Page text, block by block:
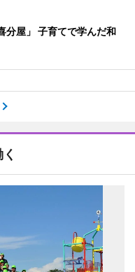
分屋」 子育てで学んだ和